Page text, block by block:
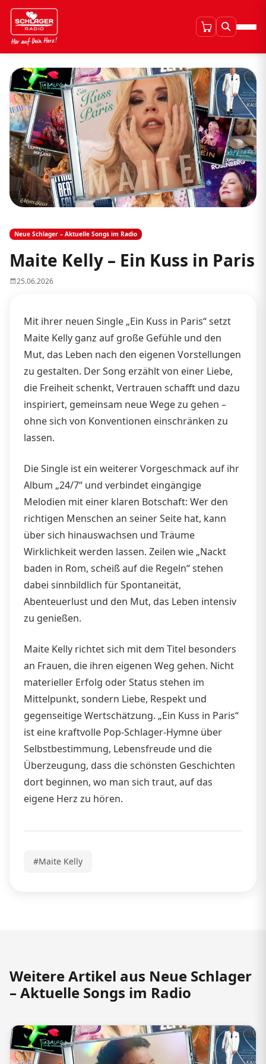
Neue Schlager – Aktuelle Songs im Radio
Maite Kelly – Ein Kuss in Paris
25.06.2026
Mit ihrer neuen Single „Ein Kuss in Paris“ setzt
Maite Kelly ganz auf große Gefühle und den
Mut, das Leben nach den eigenen Vorstellungen
zu gestalten. Der Song erzählt von einer Liebe,
die Freiheit schenkt, Vertrauen schafft und dazu
inspiriert, gemeinsam neue Wege zu gehen –
ohne sich von Konventionen einschränken zu
lassen.
Die Single ist ein weiterer Vorgeschmack auf ihr
Album „24/7“ und verbindet eingängige
Melodien mit einer klaren Botschaft: Wer den
richtigen Menschen an seiner Seite hat, kann
über sich hinauswachsen und Träume
Wirklichkeit werden lassen. Zeilen wie „Nackt
baden in Rom, scheiß auf die Regeln“ stehen
dabei sinnbildlich für Spontaneität,
Abenteuerlust und den Mut, das Leben intensiv
zu genießen.
Maite Kelly richtet sich mit dem Titel besonders
an Frauen, die ihren eigenen Weg gehen. Nicht
materieller Erfolg oder Status stehen im
Mittelpunkt, sondern Liebe, Respekt und
gegenseitige Wertschätzung. „Ein Kuss in Paris“
ist eine kraftvolle Pop-Schlager-Hymne über
Selbstbestimmung, Lebensfreude und die
Überzeugung, dass die schönsten Geschichten
dort beginnen, wo man sich traut, auf das
eigene Herz zu hören.
#Maite Kelly
Weitere Artikel aus Neue Schlager
– Aktuelle Songs im Radio